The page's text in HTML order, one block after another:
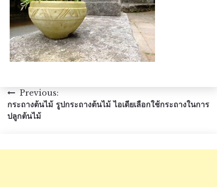
แนะแนว
เรื่อง
Previous:
กระถางต้นไม้ รูปกระถางต้นไม้ ไอเดียเลือกใช้กระถางในการ
ปลูกต้นไม้